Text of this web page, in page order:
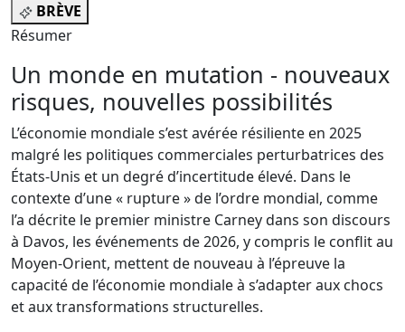
BRÈVE
Résumer
Un monde en mutation - nouveaux
risques, nouvelles possibilités
L’économie mondiale s’est avérée résiliente en 2025
malgré les politiques commerciales perturbatrices des
États-Unis et un degré d’incertitude élevé. Dans le
contexte d’une « rupture » de l’ordre mondial, comme
l’a décrite le premier ministre Carney dans son discours
à Davos, les événements de 2026, y compris le conflit au
Moyen-Orient, mettent de nouveau à l’épreuve la
capacité de l’économie mondiale à s’adapter aux chocs
et aux transformations structurelles.